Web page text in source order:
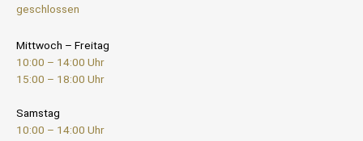
geschlossen
Mittwoch – Freitag
10:00 – 14:00 Uhr
15:00 – 18:00 Uhr
Samstag
10:00 – 14:00 Uhr